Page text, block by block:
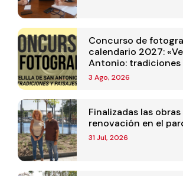
Concurso de
calendario 2027:
Antonio: tradiciones
3 Ago, 2026
Finalizadas las obras
renovación en el
31 Jul, 2026